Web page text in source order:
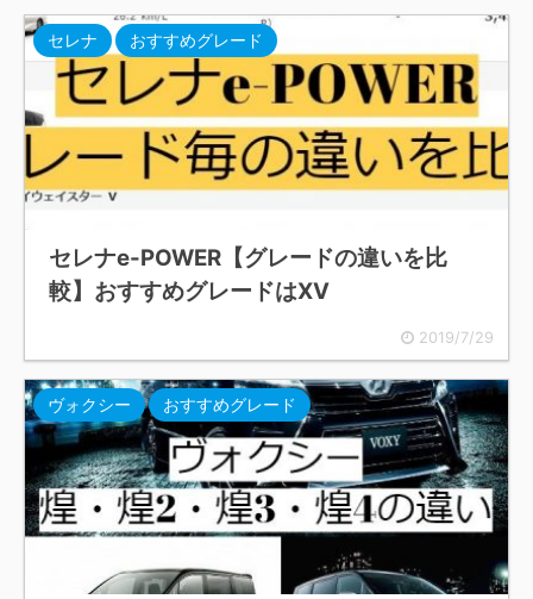
セレナ おすすめグレード
セレナe-POWER【グレードの違いを比
較】おすすめグレードはXV
2019/7/29
ヴォクシー おすすめグレード